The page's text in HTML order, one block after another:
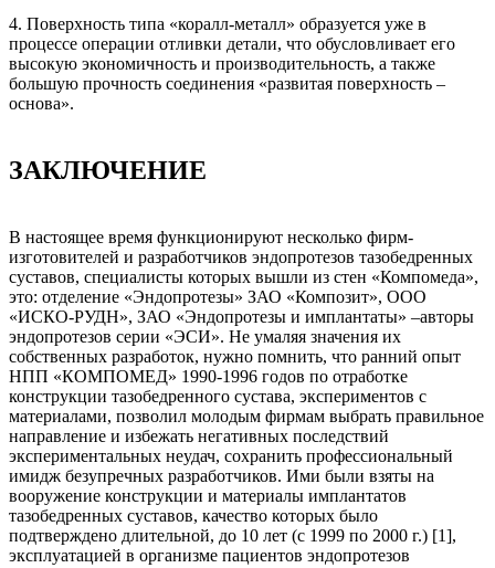
4. Поверхность типа «коралл-металл» образуется уже в
процессе операции отливки детали, что обусловливает его
высокую экономичность и производительность, а также
большую прочность соединения «развитая поверхность –
основа».
ЗАКЛЮЧЕНИЕ
В настоящее время функционируют несколько фирм-
изготовителей и разработчиков эндопротезов тазобедренных
суставов, специалисты которых вышли из стен «Компомеда»,
это: отделение «Эндопротезы» ЗАО «Композит», ООО
«ИСКО-РУДН», ЗАО «Эндопротезы и имплантаты» –авторы
эндопротезов серии «ЭСИ». Не умаляя значения их
собственных разработок, нужно помнить, что ранний опыт
НПП «КОМПОМЕД» 1990-1996 годов по отработке
конструкции тазобедренного сустава, экспериментов с
материалами, позволил молодым фирмам выбрать правильное
направление и избежать негативных последствий
экспериментальных неудач, сохранить профессиональный
имидж безупречных разработчиков. Ими были взяты на
вооружение конструкции и материалы имплантатов
тазобедренных суставов, качество которых было
подтверждено длительной, до 10 лет (с 1999 по 2000 г.) [1],
эксплуатацией в организме пациентов эндопротезов